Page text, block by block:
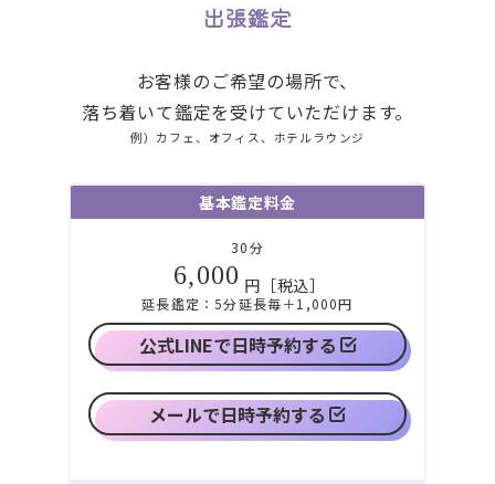
出張鑑定
お客様のご希望の場所で、
落ち着いて鑑定を受けていただけます。
例）カフェ、オフィス、ホテルラウンジ
基本鑑定料金
30分
6,000 円［税込］
延長鑑定：5分延長毎＋1,000円
公式LINEで日時予約する
メールで日時予約する